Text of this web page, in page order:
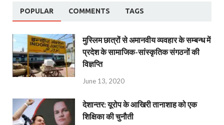
POPULAR COMMENTS TAGS
मुस्लिम छात्रों से अमानवीय व्यवहार के सम्बन्ध में
प्रदेश के सामाजिक-सांस्कृतिक संगठनों की
विज्ञप्ति
June 13, 2020
देशान्‍तर: यूरोप के आखिरी तानाशाह को एक
शिक्षिका की चुनौती